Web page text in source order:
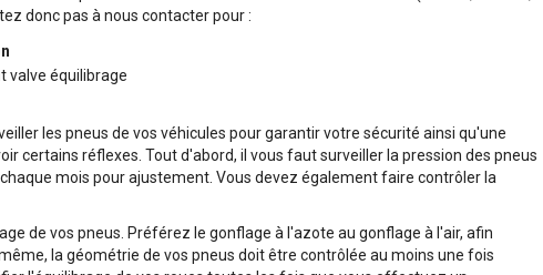
donc pas à nous contacter pour :
t valve équilibrage
les pneus de vos véhicules pour garantir votre sécurité ainsi qu'une
certains réflexes. Tout d'abord, il vous faut surveiller la pression des pneus
mois pour ajustement. Vous devez également faire contrôler la
de vos pneus. Préférez le gonflage à l'azote au gonflage à l'air, afin
la géométrie de vos pneus doit être contrôlée au moins une fois